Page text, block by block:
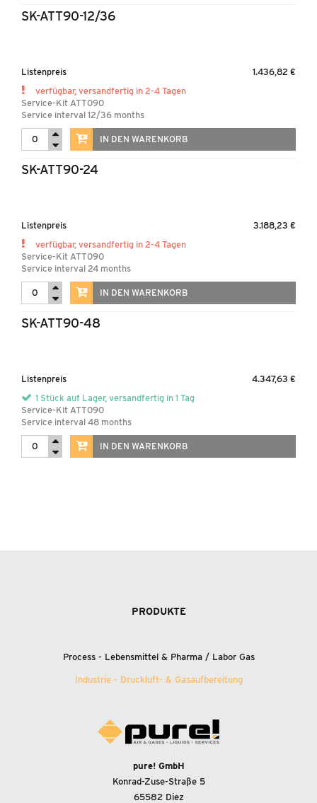
SK-ATT90-12/36
Listenpreis
1.436,82 €
verfügbar, versandfertig in 2-4 Tagen
Service-Kit ATT090
Service interval 12/36 months
IN DEN WARENKORB
SK-ATT90-24
Listenpreis
3.188,23 €
verfügbar, versandfertig in 2-4 Tagen
Service-Kit ATT090
Service interval 24 months
IN DEN WARENKORB
SK-ATT90-48
Listenpreis
4.347,63 €
1 Stück auf Lager, versandfertig in 1 Tag
Service-Kit ATT090
Service interval 48 months
IN DEN WARENKORB
PRODUKTE
Process - Lebensmittel &Pharma / Labor Gas
Industrie - Druckluft- & Gasaufbereitung
pure! GmbH
Konrad-Zuse-Straße 5
65582 Diez